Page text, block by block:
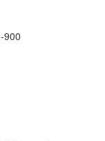
900